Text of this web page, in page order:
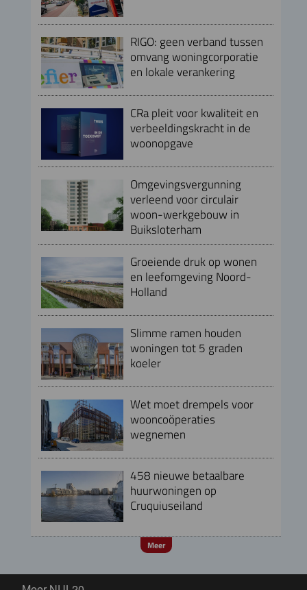
RIGO: geen verband tussen
omvang woningcorporatie
en lokale verankering
CRa pleit voor kwaliteit en
verbeeldingskracht in de
woonopgave
Omgevingsvergunning
verleend voor circulair
woon-werkgebouw in
Buiksloterham
Groeiende druk op wonen
en leefomgeving Noord-
Holland
Slimme ramen houden
woningen tot 5 graden
koeler
Wet moet drempels voor
wooncoöperaties
wegnemen
458 nieuwe betaalbare
huurwoningen op
Cruquiuseiland
Meer